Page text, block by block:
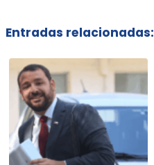
Entradas relacionadas: